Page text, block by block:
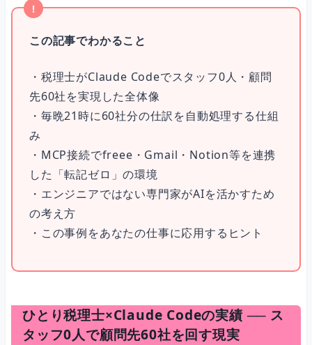
この記事でわかること
・税理士がClaude Codeでスタッフ0人・顧問
先60社を実現した全体像
・毎晩21時に60社分の仕訳を自動処理する仕組
み
・MCP接続でfreee・Gmail・Notion等を連携
した「転記ゼロ」の環境
・エンジニアではない専門家がAIを活かすため
の考え方
・この事例をあなたの仕事に応用するヒント
ひとり税理士×Claude Codeの実績 ── ス
タッフ0人で顧問先60社を回す現実